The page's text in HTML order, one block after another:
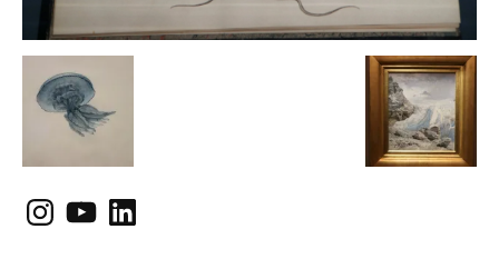
Instagram
YouTubeLinkedIn